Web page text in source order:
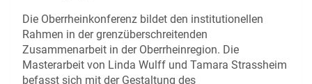
Die Oberrheinkonferenz bildet den institutionellen
Rahmen in der grenzüberschreitenden
Zusammenarbeit in der Oberrheinregion. Die
Masterarbeit von Linda Wulff und Tamara Strassheim
befasst sich mit der Gestaltung des